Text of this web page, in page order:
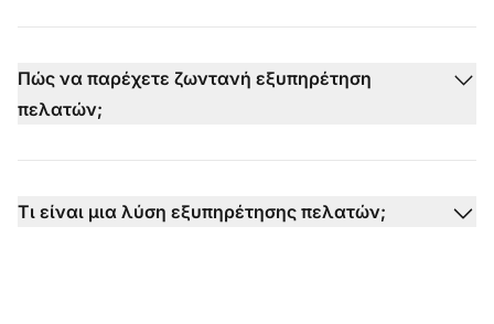
Πώς να παρέχετε ζωντανή εξυπηρέτηση
πελατών;
Τι είναι μια λύση εξυπηρέτησης πελατών;